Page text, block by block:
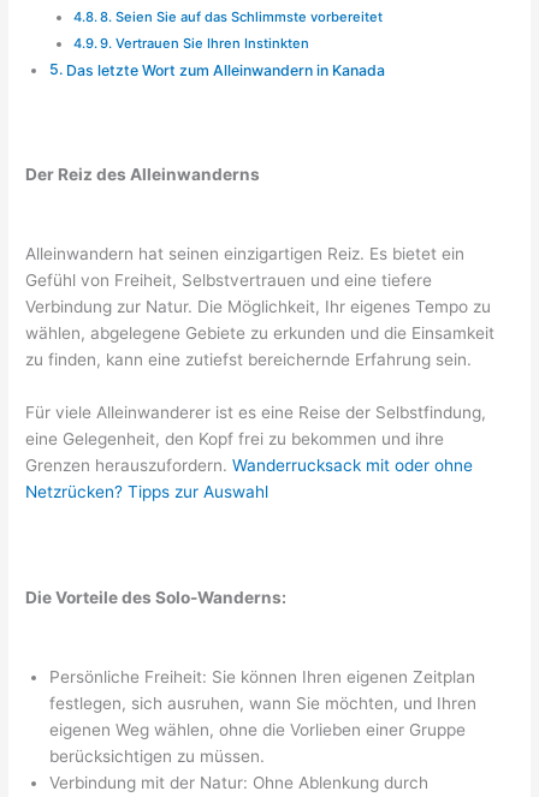
8. Seien Sie auf das Schlimmste vorbereitet
9. Vertrauen Sie Ihren Instinkten
Das letzte Wort zum Alleinwandern in Kanada
Der Reiz des Alleinwanderns
Alleinwandern hat seinen einzigartigen Reiz. Es bietet ein
Gefühl von Freiheit, Selbstvertrauen und eine tiefere
Verbindung zur Natur. Die Möglichkeit, Ihr eigenes Tempo zu
wählen, abgelegene Gebiete zu erkunden und die Einsamkeit
zu finden, kann eine zutiefst bereichernde Erfahrung sein.
Für viele Alleinwanderer ist es eine Reise der Selbstfindung,
eine Gelegenheit, den Kopf frei zu bekommen und ihre
Grenzen herauszufordern.Wanderrucksack mit oder ohne
Netzrücken? Tipps zur Auswahl
Die Vorteile des Solo-Wanderns:
Persönliche Freiheit: Sie können Ihren eigenen Zeitplan
festlegen, sich ausruhen, wann Sie möchten, und Ihren
eigenen Weg wählen, ohne die Vorlieben einer Gruppe
berücksichtigen zu müssen.
Verbindung mit der Natur: Ohne Ablenkung durch